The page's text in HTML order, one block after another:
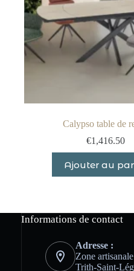
Calypso table de
€1,416.50
Ajouter au
Informations de contact
Adresse :
Zone
Trith-Saint-